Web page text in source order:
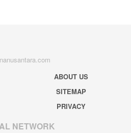
ABOUT US
SITEMAP
PRIVACY
NETWORK